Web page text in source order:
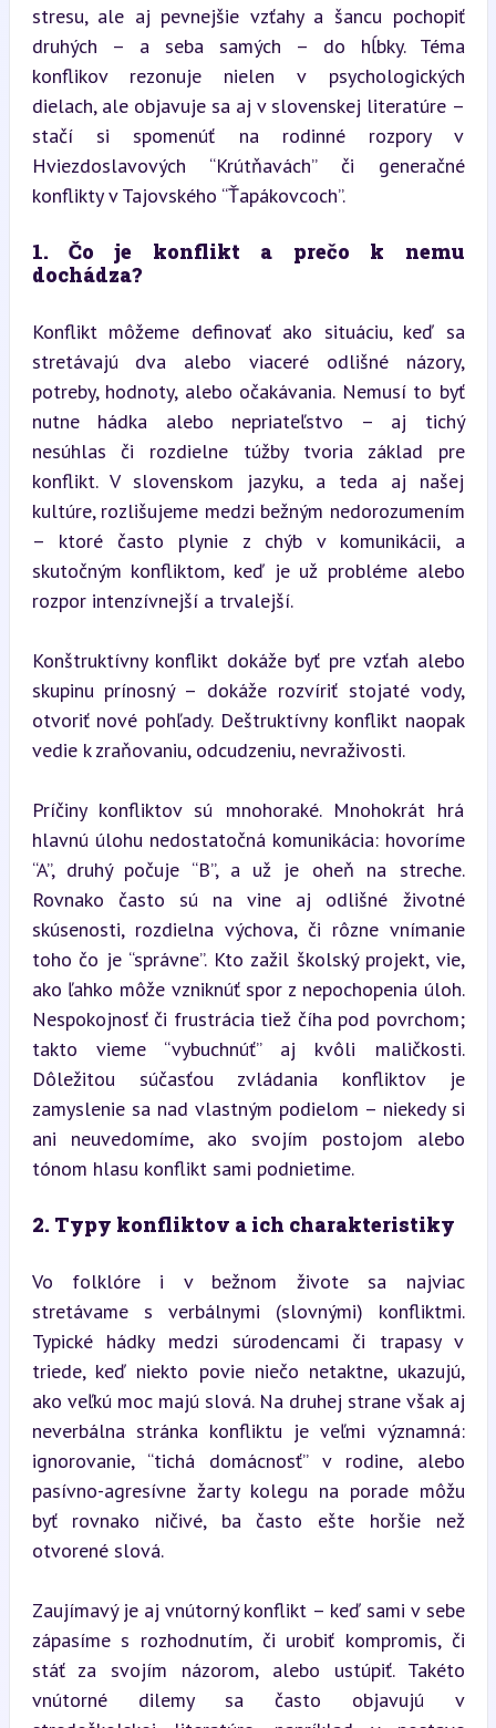
stresu, ale aj pevnejšie vzťahy a šancu pochopiť
druhých – a seba samých – do hĺbky. Téma
konflikov rezonuje nielen v psychologických
dielach, ale objavuje sa aj v slovenskej literatúre –
stačí si spomenúť na rodinné rozpory v
Hviezdoslavových “Krútňavách” či generačné
konflikty v Tajovského “Ťapákovcoch”.
1. Čo je konflikt a prečo k nemu
dochádza?
Konflikt môžeme definovať ako situáciu, keď sa
stretávajú dva alebo viaceré odlišné názory,
potreby, hodnoty, alebo očakávania. Nemusí to byť
nutne hádka alebo nepriateľstvo – aj tichý
nesúhlas či rozdielne túžby tvoria základ pre
konflikt. V slovenskom jazyku, a teda aj našej
kultúre, rozlišujeme medzi bežným nedorozumením
– ktoré často plynie z chýb v komunikácii, a
skutočným konfliktom, keď je už probléme alebo
rozpor intenzívnejší a trvalejší.
Konštruktívny konflikt dokáže byť pre vzťah alebo
skupinu prínosný – dokáže rozvíriť stojaté vody,
otvoriť nové pohľady. Deštruktívny konflikt naopak
vedie k zraňovaniu, odcudzeniu, nevraživosti.
Príčiny konfliktov sú mnohoraké. Mnohokrát hrá
hlavnú úlohu nedostatočná komunikácia: hovoríme
“A”, druhý počuje “B”, a už je oheň na streche.
Rovnako často sú na vine aj odlišné životné
skúsenosti, rozdielna výchova, či rôzne vnímanie
toho čo je “správne”. Kto zažil školský projekt, vie,
ako ľahko môže vzniknúť spor z nepochopenia úloh.
Nespokojnosť či frustrácia tiež číha pod povrchom;
takto vieme “vybuchnúť” aj kvôli maličkosti.
Dôležitou súčasťou zvládania konfliktov je
zamyslenie sa nad vlastným podielom – niekedy si
ani neuvedomíme, ako svojím postojom alebo
tónom hlasu konflikt sami podnietime.
2. Typy konfliktov a ich charakteristiky
Vo folklóre i v bežnom živote sa najviac
stretávame s verbálnymi (slovnými) konfliktmi.
Typické hádky medzi súrodencami či trapasy v
triede, keď niekto povie niečo netaktne, ukazujú,
ako veľkú moc majú slová. Na druhej strane však aj
neverbálna stránka konfliktu je veľmi významná:
ignorovanie, “tichá domácnosť” v rodine, alebo
pasívno-agresívne žarty kolegu na porade môžu
byť rovnako ničivé, ba často ešte horšie než
otvorené slová.
Zaujímavý je aj vnútorný konflikt – keď sami v sebe
zápasíme s rozhodnutím, či urobiť kompromis, či
stáť za svojím názorom, alebo ustúpiť. Takéto
vnútorné dilemy sa často objavujú v